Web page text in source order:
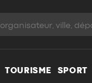
TOURISME SPORT